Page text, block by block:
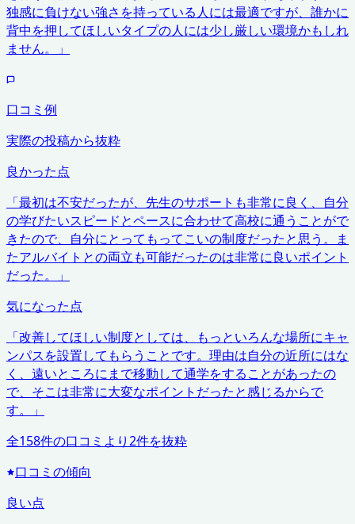
独感に負けない強さを持っている人には最適ですが、誰かに
背中を押してほしいタイプの人には少し厳しい環境かもしれ
ません。
」
口コミ例
実際の投稿から抜粋
良かった点
「最初は不安だったが、先生のサポートも非常に良く、自分
の学びたいスピードとペースに合わせて高校に通うことがで
きたので、自分にとってもってこいの制度だったと思う。ま
たアルバイトとの両立も可能だったのは非常に良いポイント
だった。
」
気になった点
「改善してほしい制度としては、もっといろんな場所にキャ
ンパスを設置してもらうことです。理由は自分の近所にはな
く、遠いところにまで移動して通学をすることがあったの
で、そこは非常に大変なポイントだったと感じるからで
す。
」
全158件の口コミより2件を抜粋
口コミの傾向
良い点